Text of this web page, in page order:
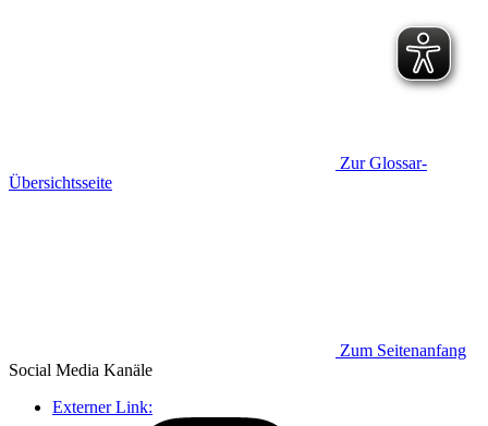
Zur Glossar-
Übersichtsseite
Zum Seitenanfang
Social Media Kanäle
Externer Link: